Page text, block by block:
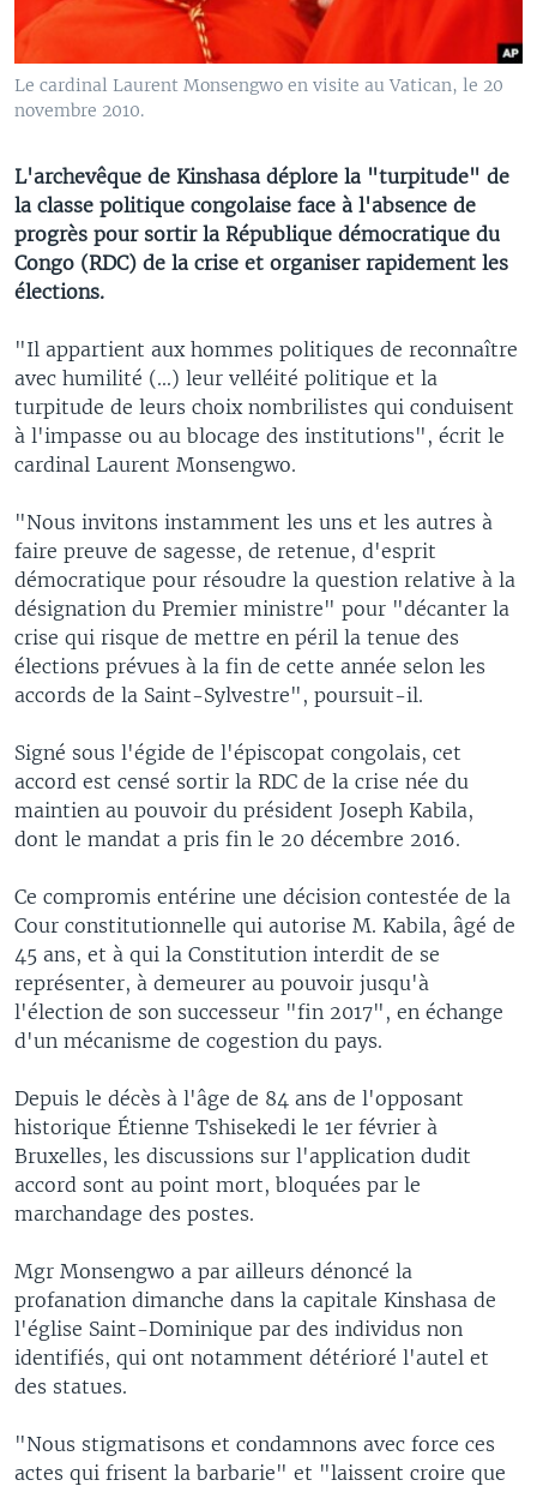
Le cardinal Laurent Monsengwo en visite au Vatican, le 20
novembre 2010.
L'archevêque de Kinshasa déplore la "turpitude" de
la classe politique congolaise face à l'absence de
progrès pour sortir la République démocratique du
Congo (RDC) de la crise et organiser rapidement les
élections.
"Il appartient aux hommes politiques de reconnaître
avec humilité (...) leur velléité politique et la
turpitude de leurs choix nombrilistes qui conduisent
à l'impasse ou au blocage des institutions", écrit le
cardinal Laurent Monsengwo.
"Nous invitons instamment les uns et les autres à
faire preuve de sagesse, de retenue, d'esprit
démocratique pour résoudre la question relative à la
désignation du Premier ministre" pour "décanter la
crise qui risque de mettre en péril la tenue des
élections prévues à la fin de cette année selon les
accords de la Saint-Sylvestre", poursuit-il.
Signé sous l'égide de l'épiscopat congolais, cet
accord est censé sortir la RDC de la crise née du
maintien au pouvoir du président Joseph Kabila,
dont le mandat a pris fin le 20 décembre 2016.
Ce compromis entérine une décision contestée de la
Cour constitutionnelle qui autorise M. Kabila, âgé de
45 ans, et à qui la Constitution interdit de se
représenter, à demeurer au pouvoir jusqu'à
l'élection de son successeur "fin 2017", en échange
d'un mécanisme de cogestion du pays.
Depuis le décès à l'âge de 84 ans de l'opposant
historique Étienne Tshisekedi le 1er février à
Bruxelles, les discussions sur l'application dudit
accord sont au point mort, bloquées par le
marchandage des postes.
Mgr Monsengwo a par ailleurs dénoncé la
profanation dimanche dans la capitale Kinshasa de
l'église Saint-Dominique par des individus non
identifiés, qui ont notamment détérioré l'autel et
des statues.
"Nous stigmatisons et condamnons avec force ces
actes qui frisent la barbarie" et "laissent croire que